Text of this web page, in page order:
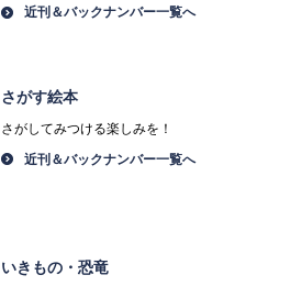
近刊＆バックナンバー一覧へ
さがす絵本
さがしてみつける楽しみを！
近刊＆バックナンバー一覧へ
いきもの・恐竜